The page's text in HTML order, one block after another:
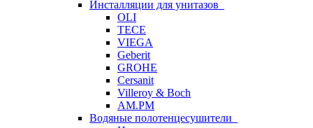
Инсталляции для унитазов
OLI
TECE
VIEGA
Geberit
GROHE
Cersanit
Villeroy & Boch
AM.PM
Водяные полотенцесушители